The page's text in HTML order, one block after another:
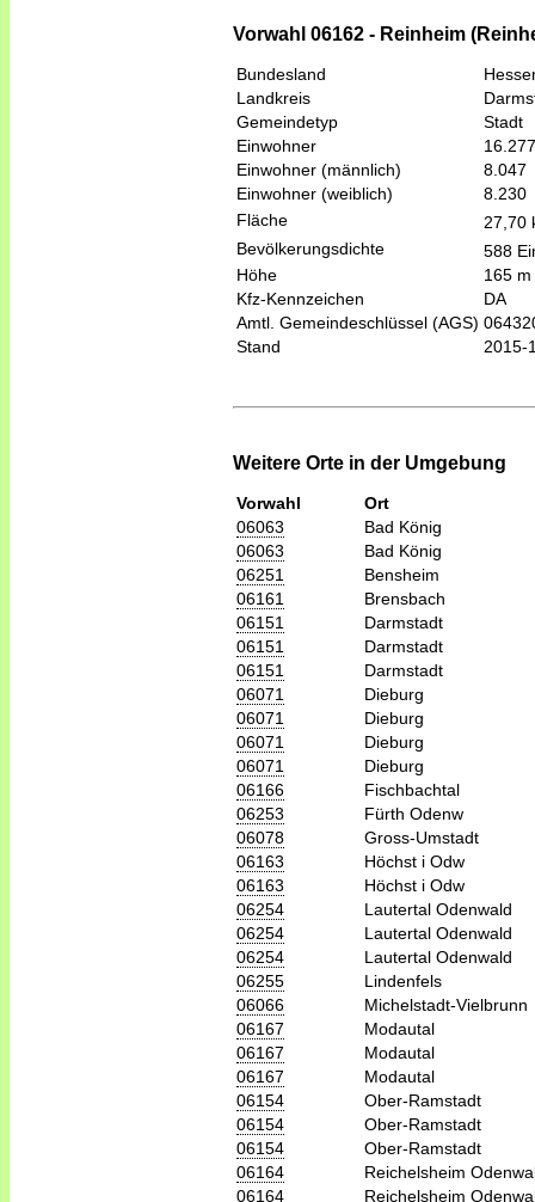
Vorwahl 06162 - Reinheim
Bundesland
Landkreis
Gemeindetyp
Stadt
Einwohner
16.277
Einwohner (männlich)
8.047
Einwohner (weiblich)
8.230
Fläche
27,70
Bevölkerungsdichte
588
Höhe
165
Kfz-Kennzeichen
DA
Amtl. Gemeindeschlüssel (AGS)
Stand
2015-
Weitere Orte in der Umgebung
Vorwahl
Ort
06063
Bad König
06063
Bad König
06251
Bensheim
06161
Brensbach
06151
Darmstadt
06151
Darmstadt
06151
Darmstadt
06071
Dieburg
06071
Dieburg
06071
Dieburg
06071
Dieburg
06166
Fischbachtal
06253
Fürth Odenw
06078
Gross-Umstadt
06163
Höchst i Odw
06163
Höchst i Odw
06254
Lautertal Odenwald
06254
Lautertal Odenwald
06254
Lautertal Odenwald
06255
Lindenfels
06066
Michelstadt-Vielbrunn
06167
Modautal
06167
Modautal
06167
Modautal
06154
Ober-Ramstadt
06154
Ober-Ramstadt
06154
Ober-Ramstadt
06164
Reichelsheim
06164
Reichelsheim